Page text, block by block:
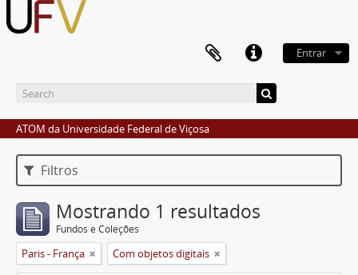
Entrar
ATOM da Universidade Federal de Viçosa
Filtros
Mostrando 1 resultados
Fundos e Coleções
Paris - França Com objetos digitais